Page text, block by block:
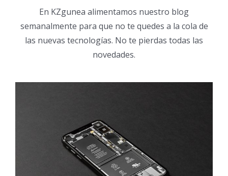
En KZgunea alimentamos nuestro blog
semanalmente para que no te quedes a la cola de
las nuevas tecnologías. No te pierdas todas las
novedades.
La UE revoluciona los
móviles: desde 2027 las
baterías volverán a ser